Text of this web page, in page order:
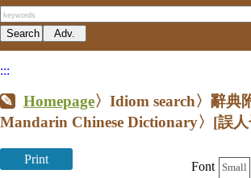
:::
Homepage〉Idiom search〉辭典
Mandarin Chinese Dictionary〉 [誤
Print
Font Small